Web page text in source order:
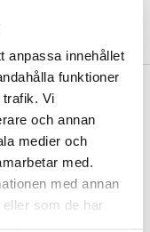
anpassa innehållet
funktioner
Vi
och annan
medier och
med.
med annan
som de har